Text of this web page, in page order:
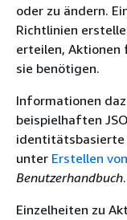
oder zu ändern.
Richtlinien
erteilen, Aktionen
sie benötigen.
Informationen
beispielhaften
identitätsbasierte
unter Erstellen
Benutzerhandbuch.
Einzelheiten zu